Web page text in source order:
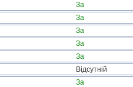
За
За
За
За
За
Відсутній
За